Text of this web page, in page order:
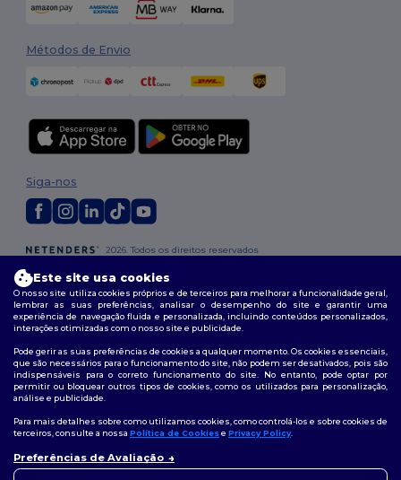
Métodos de Envio
2026. Todos os direitos reservados
|Política de cookies|Mapa do Site
Siga-nos
Este site usa cookies
O nosso site utiliza cookies próprios e de terceiros para melhorar a funcionalidade geral,
lembrar as suas preferências, analisar o desempenho do site e garantir uma
experiência de navegação fluida e personalizada, incluindo conteúdos personalizados,
interações otimizadas com o nosso site e publicidade.
Pode gerir as suas preferências de cookies a qualquer momento. Os cookies essenciais,
que são necessários para o funcionamento do site, não podem ser desativados, pois são
indispensáveis para o correto funcionamento do site. No entanto, pode optar por
permitir ou bloquear outros tipos de cookies, como os utilizados para personalização,
análise e publicidade.
Para mais detalhes sobre como utilizamos cookies, como controlá-los e sobre cookies de
terceiros, consulte a nossa Política de Cookiese Privacy Policy.
Preferências de Avaliação